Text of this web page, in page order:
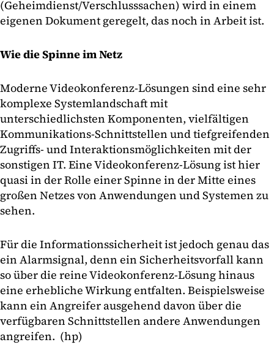
(Geheimdienst/Verschlusssachen) wird in einem
eigenen Dokument geregelt, das noch in Arbeit ist.
Wie die Spinne im Netz
Moderne Videokonferenz-Lösungen sind eine sehr
komplexe Systemlandschaft mit
unterschiedlichsten Komponenten, vielfältigen
Kommunikations-Schnittstellen und tiefgreifenden
Zugriffs- und Interaktionsmöglichkeiten mit der
sonstigen IT. Eine Videokonferenz-Lösung ist hier
quasi in der Rolle einer Spinne in der Mitte eines
großen Netzes von Anwendungen und Systemen zu
sehen.
Für die Informationssicherheit ist jedoch genau das
ein Alarmsignal, denn ein Sicherheitsvorfall kann
so über die reine Videokonferenz-Lösung hinaus
eine erhebliche Wirkung entfalten. Beispielsweise
kann ein Angreifer ausgehend davon über die
verfügbaren Schnittstellen andere Anwendungen
angreifen. (hp)